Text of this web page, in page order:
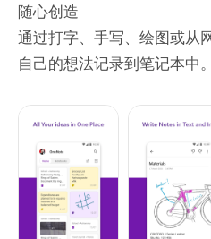
一键扫描快速保存证件、合
效率模板、日历、待办，帮
随心创造
通过打字、手写、绘图或从
自己的想法记录到笔记本中
页面扫描到 OneNote 中，
有序整理
OneNote 的设置将 3 孔活
学校、家庭或工作中，轻